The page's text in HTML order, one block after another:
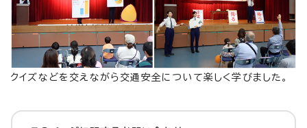
クイズなどを交えながら交通安全について楽しく学びました。